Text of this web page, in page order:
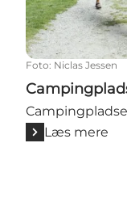
Foto: Niclas Jessen
Læs mere